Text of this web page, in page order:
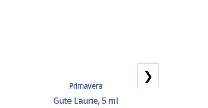
Primavera
Gute Laune, 5 ml
❯